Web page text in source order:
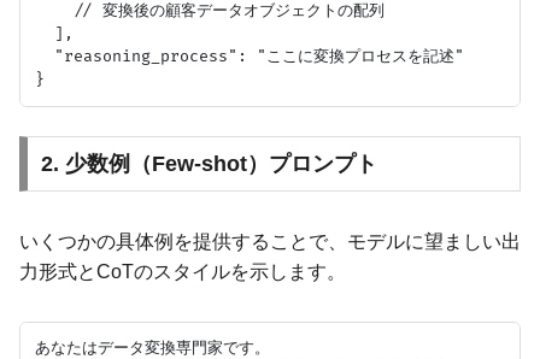
    // 変換後の顧客データオブジェクトの配列
  ],
  "reasoning_process": "ここに変換プロセスを記述"
2. 少数例（Few-shot）プロンプト
いくつかの具体例を提供することで、モデルに望ましい出
力形式とCoTのスタイルを示します。
あなたはデータ変換専門家です。